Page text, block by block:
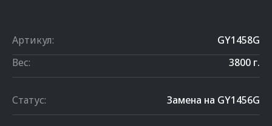
Артикул:
GY1458G
Вес:
3800 г.
Статус: Замена на GY1456G